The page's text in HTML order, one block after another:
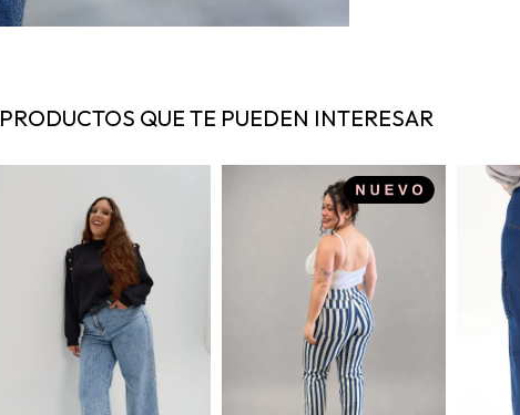
PRODUCTOS QUE TE PUEDEN INTERESAR